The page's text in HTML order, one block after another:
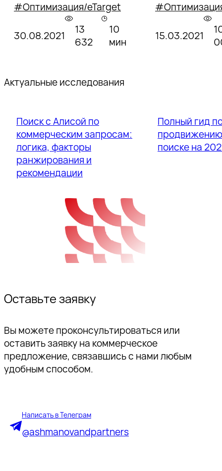
#Оптимизация/eTarget
30.08.2021
13
632
10
мин
последствия
применения?
секретности
на
15.03.2021
Актуальные исследования
Поиск с Алисой по
коммерческим запросам:
логика, факторы
ранжирования и
рекомендации
Полный гид
поиске на
Оставьте заявку
Вы можете проконсультироваться или
оставить заявку на коммерческое
предложение, связавшись с нами любым
удобным способом.
Написать в Телеграм
@ashmanovandpartners